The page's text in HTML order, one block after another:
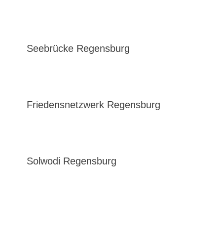
Seebrücke Regensburg
Friedensnetzwerk Regensburg
Solwodi Regensburg